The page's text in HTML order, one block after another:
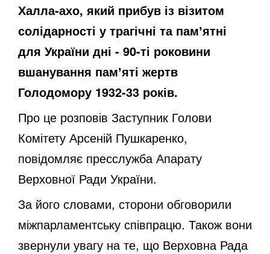
Халла-ахо, який прибув із візитом
солідарності у трагічні та памʼятні
для України дні - 90-ті роковини
вшанування памʼяті жертв
Голодомору 1932-33 років.
Про це розповів Заступник Голови
Комітету Арсеній Пушкаренко,
повідомляє пресслужба Апарату
Верховної Ради України.
За його словами, сторони обговорили
міжпарламентську співпрацю. Також вони
звернули увагу на те, що Верховна Рада